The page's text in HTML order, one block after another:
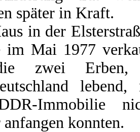
später in Kraft.
in der
im Mai 1977
zwei
lebend,
Immobilie
konnten.